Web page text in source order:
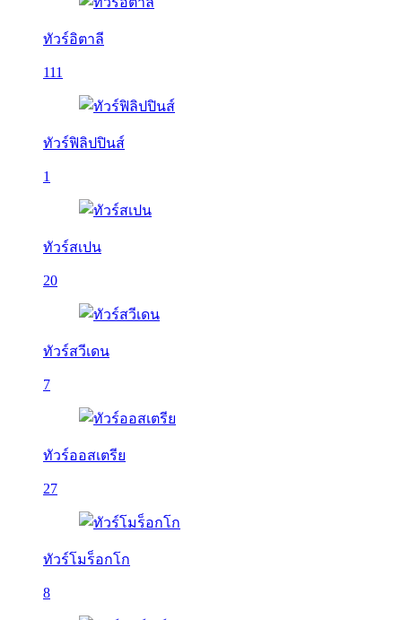
ทัวร์อิตาลี
111
ทัวร์ฟิลิปปินส์
1
ทัวร์สเปน
20
ทัวร์สวีเดน
7
ทัวร์ออสเตรีย
27
ทัวร์โมร็อกโก
8